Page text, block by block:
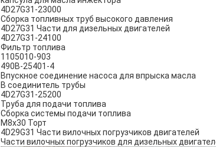
4D27G31-23000
Сборка топливных труб высокого давления
4D27G31 Части для дизельных двигателей
4D27G31-24100
Фильтр топлива
1105010-903
490B-25401-4
Впускное соединение насоса для впрыска масла
В соединитель трубы
4D27G31-25200
Труба для подачи топлива
Сборка системы подачи топлива
M8x30 Торт
4D29G31 Части вилочных погрузчиков двигателей
Части вилочных погрузчиков для дизельных